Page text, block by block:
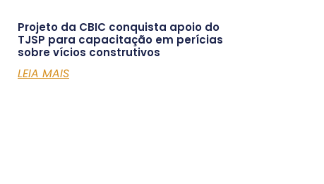
Projeto da CBIC conquista apoio do
TJSP para capacitação em perícias
sobre vícios construtivos
LEIA MAIS